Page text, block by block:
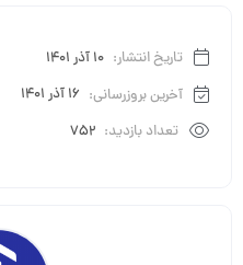
تاریخ انتشار: 10 آذر 1401
آخرین بروزرسانی: 16 آذر 1401
تعداد بازدید: 752